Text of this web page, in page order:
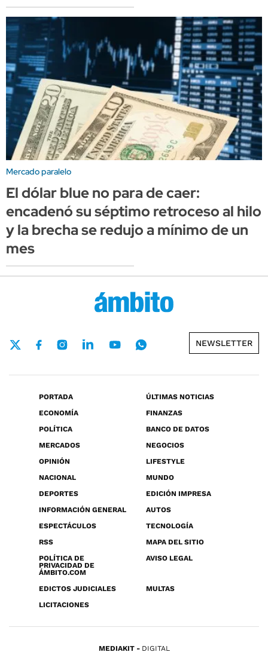
Mercado paralelo
El dólar blue no para de caer:
encadenó su séptimo retroceso al hilo
y la brecha se redujo a mínimo de un
mes
NEWSLETTER
PORTADA
ÚLTIMAS NOTICIAS
ECONOMÍA
FINANZAS
POLÍTICA
BANCO DE DATOS
MERCADOS
NEGOCIOS
OPINIÓN
LIFESTYLE
NACIONAL
MUNDO
DEPORTES
EDICIÓN IMPRESA
INFORMACIÓN GENERAL
AUTOS
ESPECTÁCULOS
TECNOLOGÍA
RSS
MAPA DEL SITIO
POLÍTICA DE
PRIVACIDAD DE
ÁMBITO.COM
AVISO LEGAL
EDICTOS JUDICIALES
MULTAS
LICITACIONES
MEDIAKIT DIGITAL